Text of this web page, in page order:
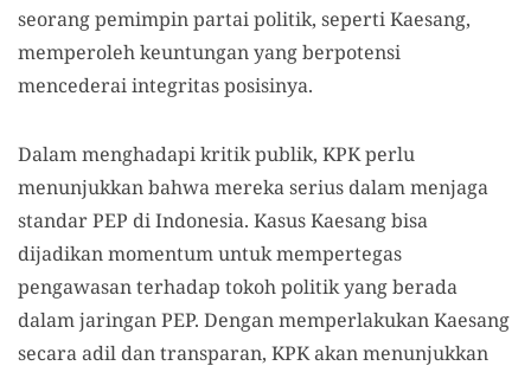
seorang pemimpin partai politik, seperti Kaesang,
memperoleh keuntungan yang berpotensi
mencederai integritas posisinya.
Dalam menghadapi kritik publik, KPK perlu
menunjukkan bahwa mereka serius dalam menjaga
standar PEP di Indonesia. Kasus Kaesang bisa
dijadikan momentum untuk mempertegas
pengawasan terhadap tokoh politik yang berada
dalam jaringan PEP. Dengan memperlakukan Kaesang
secara adil dan transparan, KPK akan menunjukkan